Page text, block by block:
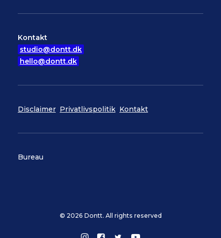
Kontakt
studio@dontt.dk
hello@dontt.dk
Disclaimer Privatlivspolitik Kontakt
Bureau
© 2026 Dontt. All rights reserved